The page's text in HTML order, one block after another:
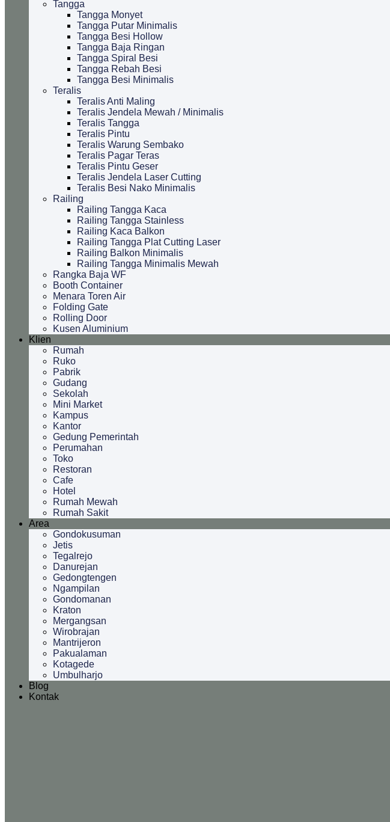
Tangga
Tangga Monyet
Tangga Putar Minimalis
Tangga Besi Hollow
Tangga Baja Ringan
Tangga Spiral Besi
Tangga Rebah Besi
Tangga Besi Minimalis
Teralis
Teralis Anti Maling
Teralis Jendela Mewah / Minimalis
Teralis Tangga
Teralis Pintu
Teralis Warung Sembako
Teralis Pagar Teras
Teralis Pintu Geser
Teralis Jendela Laser Cutting
Teralis Besi Nako Minimalis
Railing
Railing Tangga Kaca
Railing Tangga Stainless
Railing Kaca Balkon
Railing Tangga Plat Cutting Laser
Railing Balkon Minimalis
Railing Tangga Minimalis Mewah
Rangka Baja WF
Booth Container
Menara Toren Air
Folding Gate
Rolling Door
Kusen Aluminium
Klien
Rumah
Ruko
Pabrik
Gudang
Sekolah
Mini Market
Kampus
Kantor
Gedung Pemerintah
Perumahan
Toko
Restoran
Cafe
Hotel
Rumah Mewah
Rumah Sakit
Area
Gondokusuman
Jetis
Tegalrejo
Danurejan
Gedongtengen
Ngampilan
Gondomanan
Kraton
Mergangsan
Wirobrajan
Mantrijeron
Pakualaman
Kotagede
Umbulharjo
Blog
Kontak